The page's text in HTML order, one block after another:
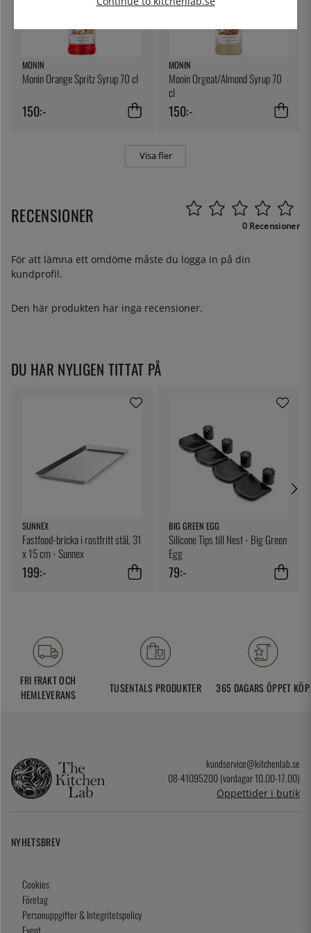
MONIN
Monin Orange Spritz Syrup 70 cl
150:-
MONIN
Monin Orgeat/Almond Syrup 70
cl
150:-
Visa fler
RECENSIONER 0 Recensioner
För att lämna ett omdöme måste du logga in på din
kundprofil.
Den här produkten har inga recensioner.
DU HAR NYLIGEN TITTAT PÅ
SUNNEX
Fastfood-bricka i rostfritt stål, 31
x 15 cm - Sunnex
199:-
BIG GREEN EGG
Silicone Tips till Nest - Big Green
Egg
79:-
FRI FRAKT OCH
HEMLEVERANS
TUSENTALS PRODUKTER 365 DAGARS ÖPPET KÖP
kundservice@kitchenlab.se
08-41095200 (vardagar 10.00-17.00)
Öppettider i butik
NYHETSBREV
Cookies
Företag
Personuppgifter & Integritetspolicy